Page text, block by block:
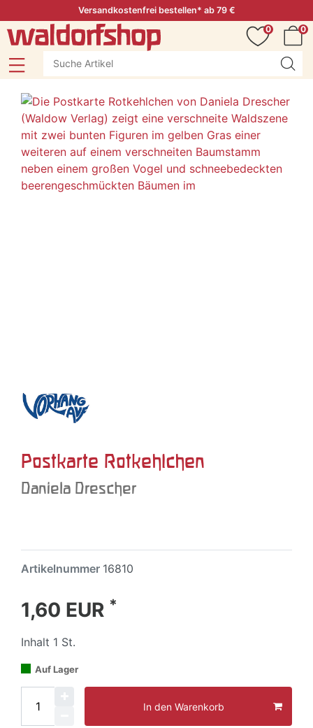
Versandkostenfrei bestellen* ab 79 €
0
0
Postkarte Rotkehlchen
Daniela Drescher
Artikelnummer 16810
1,60 EUR *
Inhalt 1 St.
Auf Lager
In den Warenkorb